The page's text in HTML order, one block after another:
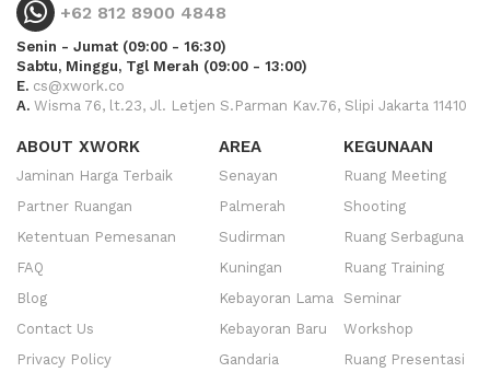
+62 812 8900 4848
Senin - Jumat (09:00 - 16:30)
Sabtu, Minggu, Tgl Merah (09:00 - 13:00)
E. cs@xwork.co
A. Wisma 76, lt.23, Jl. Letjen S.Parman Kav.76, Slipi Jakarta 11410
ABOUT XWORK
Jaminan Harga Terbaik
Partner Ruangan
Ketentuan Pemesanan
FAQ
Blog
Contact Us
Privacy Policy
AREA
Senayan
Palmerah
Sudirman
Kuningan
Kebayoran Lama
Kebayoran Baru
Gandaria
KEGUNAAN
Ruang Meeting
Shooting
Ruang Serbaguna
Ruang Training
Seminar
Workshop
Ruang Presentasi